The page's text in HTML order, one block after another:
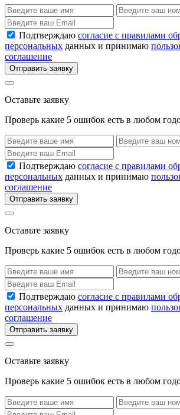
Подтверждаю согласие с правилами
персональных данных и принимаю
соглашение
Отправить заявку
Оставьте заявку
Проверь какие 5 ошибок есть в любом
Подтверждаю согласие с правилами
персональных данных и принимаю
соглашение
Отправить заявку
Оставьте заявку
Проверь какие 5 ошибок есть в любом
Подтверждаю согласие с правилами
персональных данных и принимаю
соглашение
Отправить заявку
Оставьте заявку
Проверь какие 5 ошибок есть в любом